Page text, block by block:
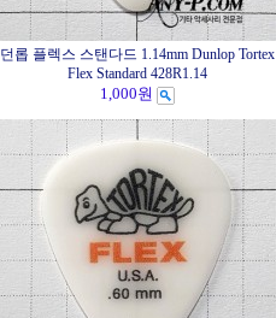
던롭 플렉스 스탠다드 1.14mm Dunlop Tortex
Flex Standard 428R1.14
1,000원